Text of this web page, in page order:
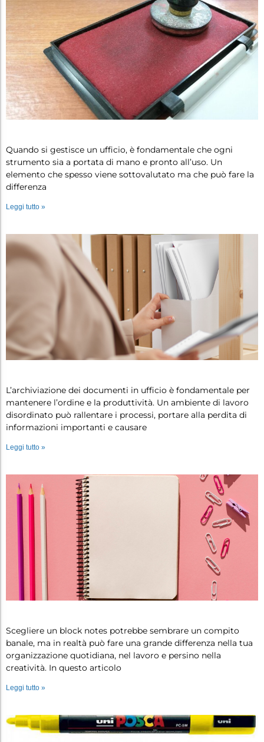
Quando si gestisce un ufficio, è fondamentale che ogni
strumento sia a portata di mano e pronto all’uso. Un
elemento che spesso viene sottovalutato ma che può fare la
differenza
Leggi tutto »
L’archiviazione dei documenti in ufficio è fondamentale per
mantenere l’ordine e la produttività. Un ambiente di lavoro
disordinato può rallentare i processi, portare alla perdita di
informazioni importanti e causare
Leggi tutto »
Scegliere un block notes potrebbe sembrare un compito
banale, ma in realtà può fare una grande differenza nella tua
organizzazione quotidiana, nel lavoro e persino nella
creatività. In questo articolo
Leggi tutto »